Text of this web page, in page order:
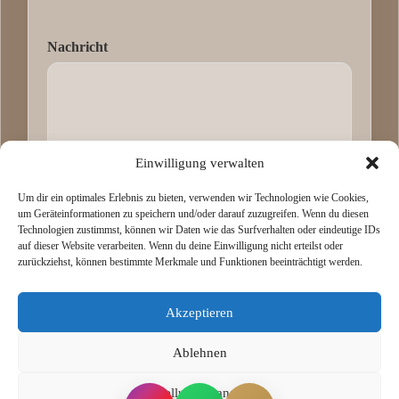
Einwilligung verwalten
Um dir ein optimales Erlebnis zu bieten, verwenden wir Technologien wie Cookies,
um Geräteinformationen zu speichern und/oder darauf zuzugreifen. Wenn du diesen
Technologien zustimmst, können wir Daten wie das Surfverhalten oder eindeutige IDs
auf dieser Website verarbeiten. Wenn du deine Einwilligung nicht erteilst oder
zurückziehst, können bestimmte Merkmale und Funktionen beeinträchtigt werden.
Akzeptieren
Ablehnen
Einstellungen ansehen
Nachricht
Absenden